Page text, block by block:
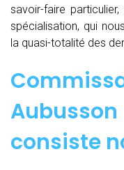
savoir-faire
spécialisation, qui
la quasi-totalité des
consiste